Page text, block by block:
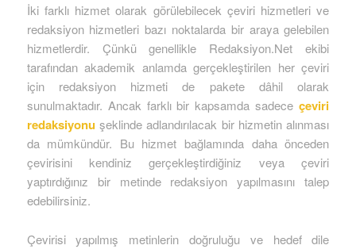
İki farklı hizmet olarak görülebilecek çeviri hizmetleri ve
redaksiyon hizmetleri bazı noktalarda bir araya gelebilen
hizmetlerdir. Çünkü genellikle Redaksiyon.Net ekibi
tarafından akademik anlamda gerçekleştirilen her çeviri
için redaksiyon hizmeti de pakete dâhil olarak
sunulmaktadır. Ancak farklı bir kapsamda sadeceçeviri
redaksiyonu şeklinde adlandırılacak bir hizmetin alınması
da mümkündür. Bu hizmet bağlamında daha önceden
çevirisini kendiniz gerçekleştirdiğiniz veya çeviri
yaptırdığınız bir metinde redaksiyon yapılmasını talep
edebilirsiniz.
Çevirisi yapılmış metinlerin doğruluğu ve hedef dile